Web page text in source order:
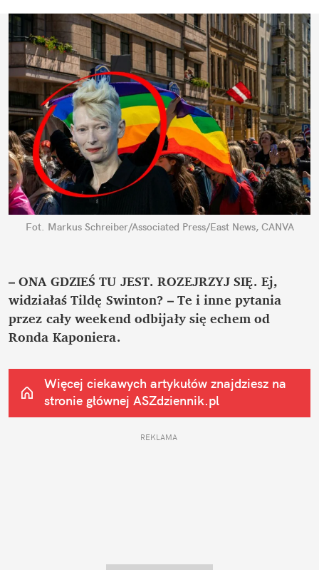
Fot. Markus Schreiber/Associated Press/East News, CANVA
– ONA GDZIEŚ TU JEST. ROZEJRZYJ SIĘ. Ej,
widziałaś Tildę Swinton? – Te i inne pytania
przez cały weekend odbijały się echem od
Ronda Kaponiera.
Więcej ciekawych artykułów znajdziesz na
stronie głównej ASZdziennik.pl
REKLAMA